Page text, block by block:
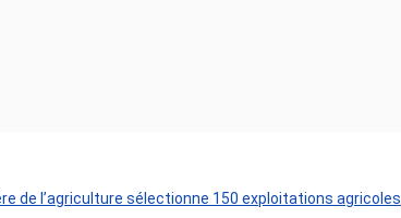
de l’agriculture sélectionne 150 exploitations agricoles